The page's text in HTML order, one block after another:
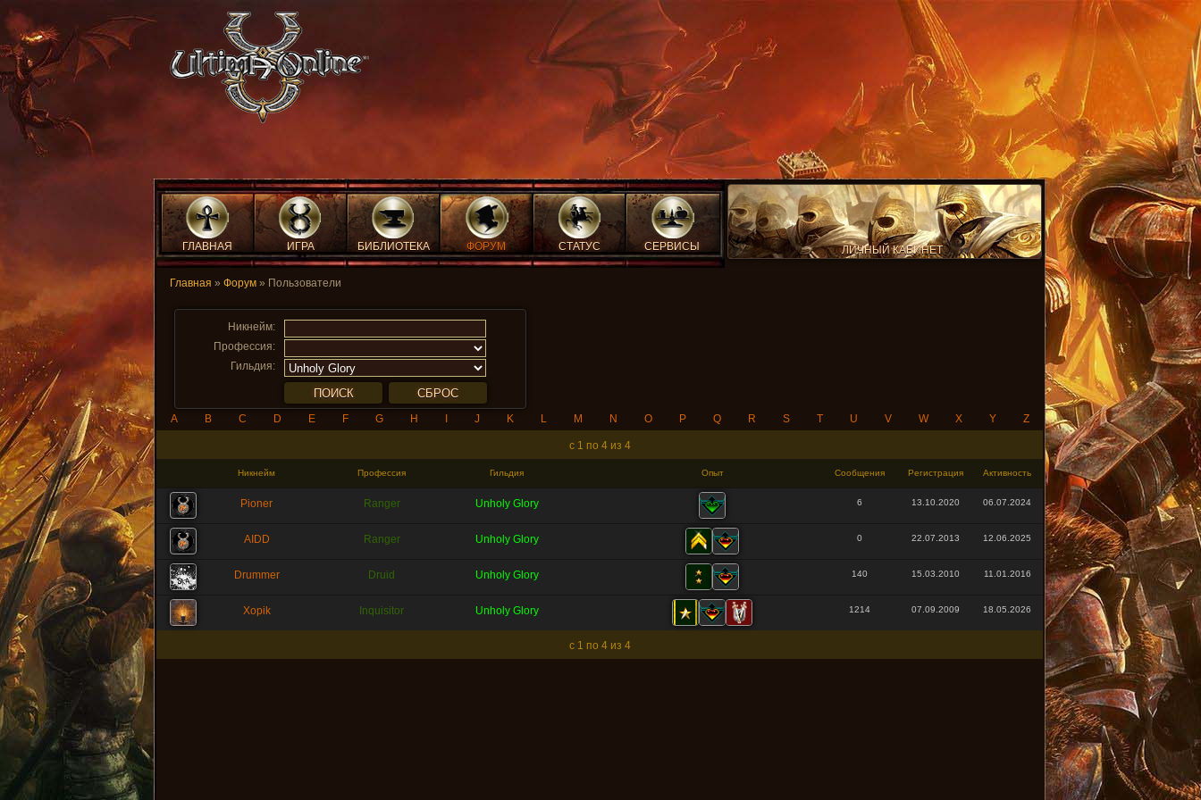
ГЛАВНАЯ ИГРА БИБЛИОТЕКА ФОРУМ СТАТУС СЕРВИСЫ ЛИЧНЫЙ КАБИНЕТ
Главная » Форум » Пользователи
Никнейм:
Профессия:
Гильдия:
A B C D E F G H J K L M N O P Q R S T U V W X Y Z
c 1 по 4 из 4
Никнейм Профессия Гильдия Опыт Сообщения Регистрация Активность
Pioner Ranger Unholy Glory 6 13.10.2020 06.07.2024
AIDD Ranger Unholy Glory 0 22.07.2013 12.06.2025
Drummer Druid Unholy Glory 140 15.03.2010 11.01.2016
Xopik Inquisitor Unholy Glory 1214 07.09.2009 18.05.2026
c 1 по 4 из 4